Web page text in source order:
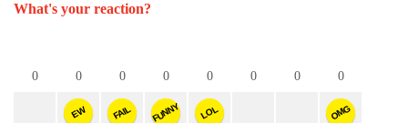
What's your reaction?
0 0
EW
0
FAIL
0
FUNNY
0
LOL
0 0 0
OMG